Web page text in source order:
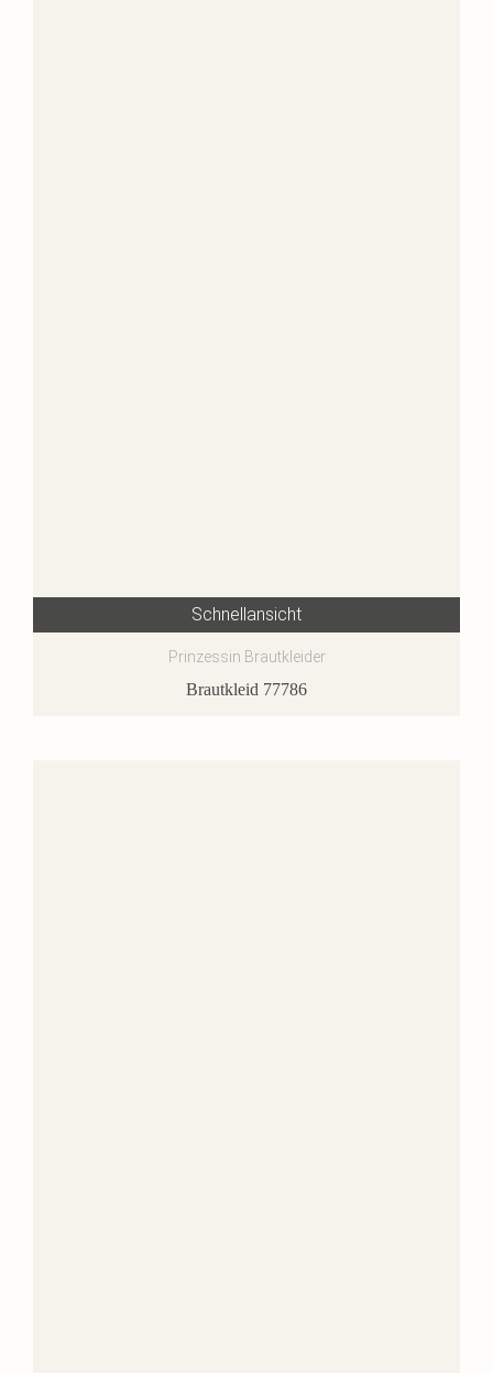
Schnellansicht
Prinzessin Brautkleider
Brautkleid 77786